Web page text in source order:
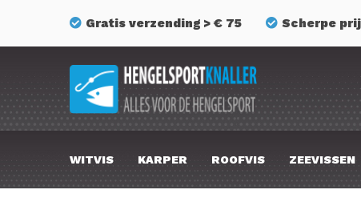
Gratis verzending > € 75 Scherpe
WITVIS KARPER ROOFVIS ZEEVISSEN